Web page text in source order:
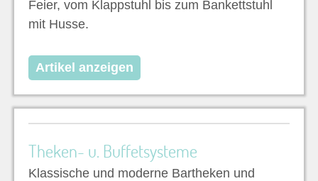
Feier, vom Klappstuhl bis zum Bankettstuhl
mit Husse.
Artikel anzeigen
Theken- u. Buffetsysteme
Klassische und moderne Bartheken und